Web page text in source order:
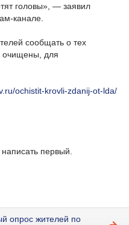
головы», — заявил
канале.
сообщать о тех
очищены, для
ochistit-krovli-zdanij-ot-lda/
первый.
опрос жителей по